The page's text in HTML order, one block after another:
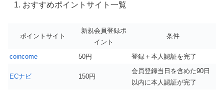
おすすめポイントサイト一覧
ポイントサイト
新規会員登録ポ
イント
条件
coincome 50円 登録＋本人認証を完了
ECナビ 150円
会員登録当日を含めた90日
以内に本人認証が完了